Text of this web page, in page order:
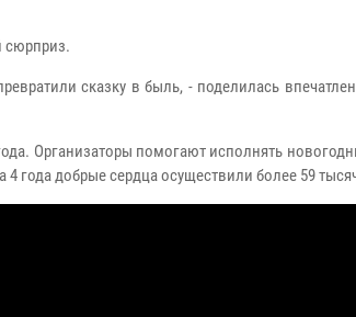
сюрприз.
сказку в быль, - поделилась
Организаторы помогают исполнять
года добрые сердца осуществили более 59